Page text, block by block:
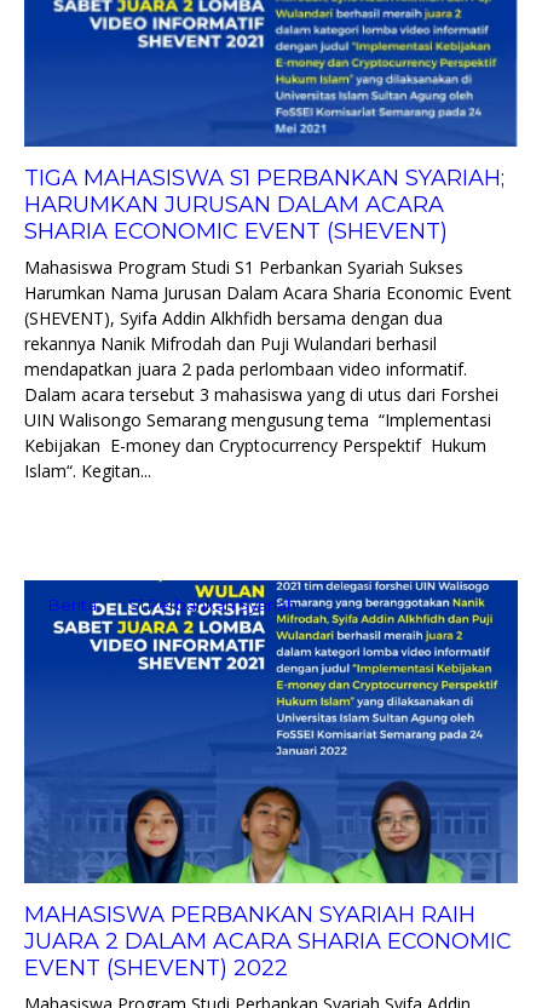
TIGA MAHASISWA S1 PERBANKAN SYARIAH;
HARUMKAN JURUSAN DALAM ACARA
SHARIA ECONOMIC EVENT (SHEVENT)
Mahasiswa Program Studi S1 Perbankan Syariah Sukses
Harumkan Nama Jurusan Dalam Acara Sharia Economic Event
(SHEVENT), Syifa Addin Alkhfidh bersama dengan dua
rekannya Nanik Mifrodah dan Puji Wulandari berhasil
mendapatkan juara 2 pada perlombaan video informatif.
Dalam acara tersebut 3 mahasiswa yang di utus dari Forshei
UIN Walisongo Semarang mengusung tema “Implementasi
Kebijakan E-money dan Cryptocurrency Perspektif Hukum
Islam“. Kegitan...
Berita S1 Perbankan Syariah
MAHASISWA PERBANKAN SYARIAH RAIH
JUARA 2 DALAM ACARA SHARIA ECONOMIC
EVENT (SHEVENT) 2022